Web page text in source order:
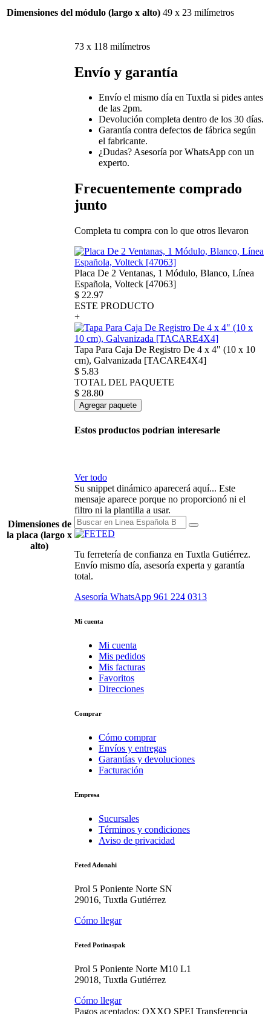
Dimensiones del módulo (largo x alto) 49 x 23 milímetros
Dimensiones de
la placa (largo x
alto)
73 x 118 milímetros
Envío y garantía
Envío el mismo día en Tuxtla si pides antes
de las 2pm.
Devolución completa dentro de los 30 días.
Garantía contra defectos de fábrica según
el fabricante.
¿Dudas? Asesoría por WhatsApp con un
experto.
Frecuentemente comprado
junto
Completa tu compra con lo que otros llevaron
Placa De 2 Ventanas, 1 Módulo, Blanco, Línea
Española, Volteck [47063]
$ 22.97
ESTE PRODUCTO
+
Tapa Para Caja De Registro De 4 x 4" (10 x 10
cm), Galvanizada [TACARE4X4]
$ 5.83
TOTAL DEL PAQUETE
$ 28.80
Agregar paquete
Estos productos podrían interesarle
Ver todo
Su snippet dinámico aparecerá aquí... Este
mensaje aparece porque no proporcionó ni el
filtro ni la plantilla a usar.
Tu ferretería de confianza en Tuxtla Gutiérrez.
Envío mismo día, asesoría experta y garantía
total.
Asesoría WhatsApp 961 224 0313
Mi cuenta
Mi cuenta
Mis pedidos
Mis facturas
Favoritos
Direcciones
Comprar
Cómo comprar
Envíos y entregas
Garantías y devoluciones
Facturación
Empresa
Sucursales
Términos y condiciones
Aviso de privacidad
Feted Adonahi
Prol 5 Poniente Norte SN
29016, Tuxtla Gutiérrez
Cómo llegar
Feted Potinaspak
Prol 5 Poniente Norte M10 L1
29018, Tuxtla Gutiérrez
Cómo llegar
Pagos aceptados: OXXO SPEI Transferencia